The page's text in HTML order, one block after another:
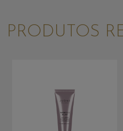
PRODUTOS